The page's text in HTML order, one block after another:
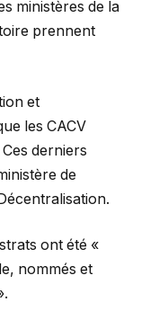
ministères de la
prennent
et
les CACV
derniers
de
ont été «
nommés et